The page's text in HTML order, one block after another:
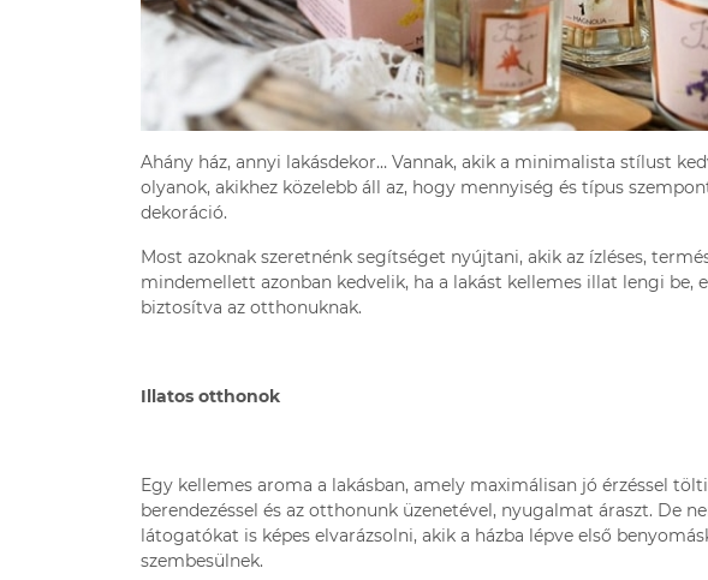
Ahány ház, annyi lakásdekor… Vannak, akik a minimalista stílust
olyanok, akikhez közelebb áll az, hogy mennyiség és típus
dekoráció.
Most azoknak szeretnénk segítséget nyújtani, akik az ízléses,
mindemellett azonban kedvelik, ha a lakást kellemes illat lengi be,
biztosítva az otthonuknak.
Illatos otthonok
Egy kellemes aroma a lakásban, amely maximálisan jó érzéssel
berendezéssel és az otthonunk üzenetével, nyugalmat áraszt. De
látogatókat is képes elvarázsolni, akik a házba lépve első
szembesülnek.